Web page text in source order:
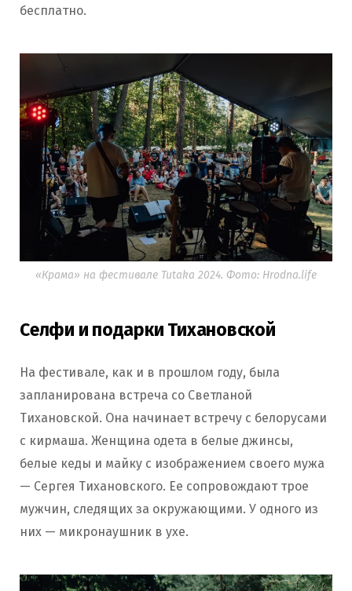
бесплатно.
«Крама» на фестивале Tutaka 2024. Фото: Hrodna.life
Селфи и подарки Тихановской
На фестивале, как и в прошлом году, была
запланирована встреча со Светланой
Тихановской. Она начинает встречу с белорусами
с кирмаша. Женщина одета в белые джинсы,
белые кеды и майку с изображением своего мужа
— Сергея Тихановского. Ее сопровождают трое
мужчин, следящих за окружающими. У одного из
них — микронаушник в ухе.